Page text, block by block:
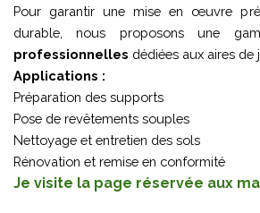
Pour garantir une mise en œuvre
durable, nous proposons une
professionnelles dédiées aux aires de
Applications :
Préparation des supports
Pose de revêtements souples
Nettoyage et entretien des sols
Rénovation et remise en conformité
Je visite la page réservée aux